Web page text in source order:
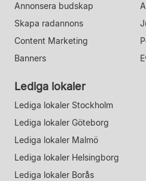
Annonsera budskap
Skapa radannons
Content Marketing
Banners
Lediga lokaler
Lediga lokaler Stockholm
Lediga lokaler Göteborg
Lediga lokaler Malmö
Lediga lokaler Helsingborg
Lediga lokaler Borås